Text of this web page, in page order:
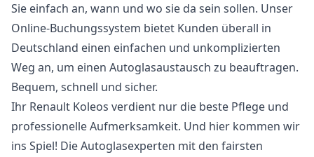
Sie einfach an, wann und wo sie da sein sollen. Unser
Online-Buchungssystem bietet Kunden überall in
Deutschland einen einfachen und unkomplizierten
Weg an, um einen Autoglasaustausch zu beauftragen.
Bequem, schnell und sicher.
Ihr Renault Koleos verdient nur die beste Pflege und
professionelle Aufmerksamkeit. Und hier kommen wir
ins Spiel! Die Autoglasexperten mit den fairsten